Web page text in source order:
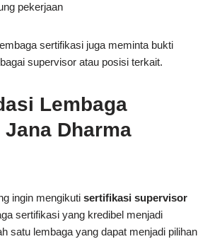
pekerjaan
sertifikasi juga meminta bukti
supervisor atau posisi terkait.
Lembaga
Dharma
ingin mengikuti sertifikasi supervisor
sertifikasi yang kredibel menjadi
satu lembaga yang dapat menjadi pilihan